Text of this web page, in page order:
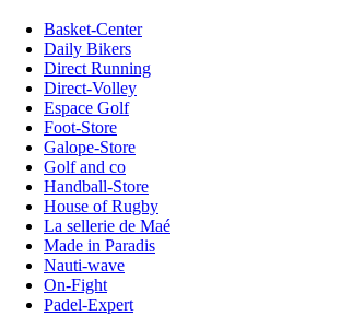
Basket-Center
Daily Bikers
Direct Running
Direct-Volley
Espace Golf
Foot-Store
Galope-Store
Golf and co
Handball-Store
House of Rugby
La sellerie de Maé
Made in Paradis
Nauti-wave
On-Fight
Padel-Expert